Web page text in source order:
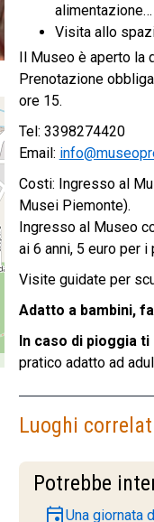
alimentazione…
Visita allo
Il Museo è aperto la
Prenotazione
ore 15.
Tel: 3398274420
Email:
Costi: Ingresso al
Musei Piemonte).
Ingresso al Museo
ai 6 anni, 5 euro per
Visite guidate per
Adatto a bambini,
In caso di pioggia
pratico adatto ad
Luoghi
Potrebbe
eventUna giornata